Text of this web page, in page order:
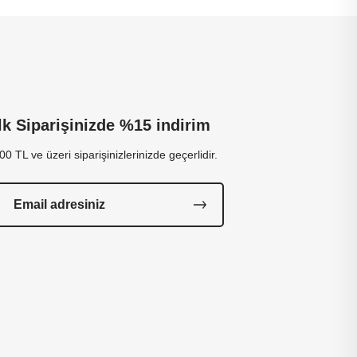
Siparişinizde %15 indirim
TL ve üzeri siparişinizlerinizde geçerlidir.